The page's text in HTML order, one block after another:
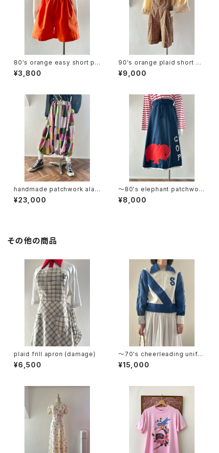
80's orange easy short pa
nts
¥3,800
90's orange plaid short ov
erall
¥9,000
handmade patchwork alad
din pants
¥23,000
〜80's elephant patchwork
wrap skirt
¥8,000
その他の商品
plaid frill apron (damage)
¥6,500
〜70's cheerleading unifor
m half zip jacket
¥15,000